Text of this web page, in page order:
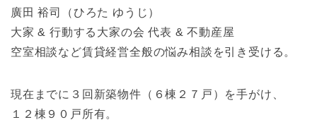
廣田 裕司（ひろた ゆうじ）
大家 & 行動する大家の会 代表 & 不動産屋
空室相談など賃貸経営全般の悩み相談を引き受ける。
現在までに３回新築物件（６棟２７戸）を手がけ、
１２棟９０戸所有。